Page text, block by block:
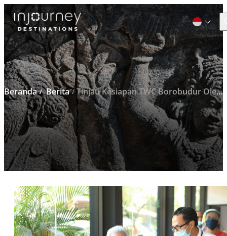
Cari
untuk:
Beranda Berita Tinjau Kesiapan TWC Borobudur Oleh Gubernur Jateng